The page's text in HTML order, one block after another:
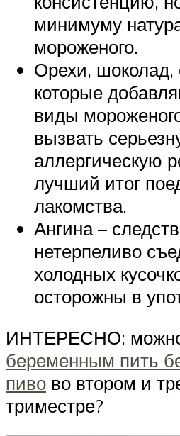
минимуму
мороженого.
Орехи, шоколад,
которые
виды
вызвать
аллергическую
лучший итог
лакомства.
Ангина –
нетерпеливо
холодных
осторожны в
ИНТЕРЕСНО:
беременным пить
пиво во втором и
триместре?